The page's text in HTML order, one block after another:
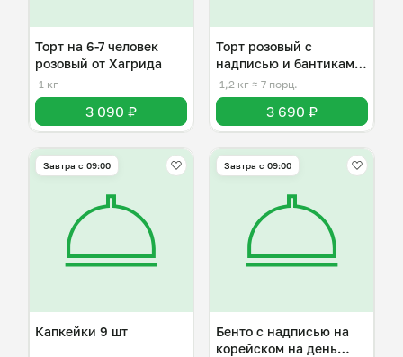
Торт на 6-7 человек
розовый от Хагрида
1 кг
3 090 ₽
Торт розовый с
надписью и бантиками
на 6-7 человек
1,2 кг ≈ 7 порц.
3 690 ₽
Завтра c 09:00
Капкейки 9 шт
Завтра c 09:00
Бенто с надписью на
корейском на день